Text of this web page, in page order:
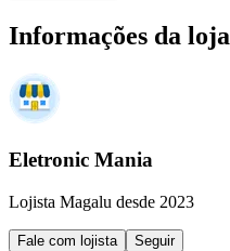
Informações da loja
Eletronic Mania
Lojista Magalu desde 2023
Fale com lojista Seguir